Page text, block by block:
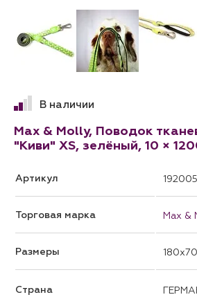
В наличии
Max & Molly, Поводок
"Киви" XS, зелёный, 10 ×
Артикул 192005
Торговая марка Max &
Размеры
Страна